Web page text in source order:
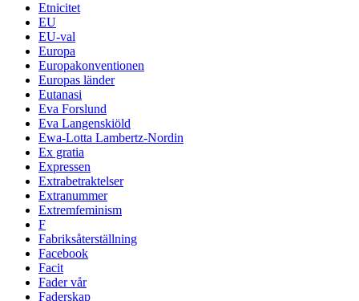
Etnicitet
EU
EU-val
Europa
Europakonventionen
Europas länder
Eutanasi
Eva Forslund
Eva Langenskiöld
Ewa-Lotta Lambertz-Nordin
Ex gratia
Expressen
Extrabetraktelser
Extranummer
Extremfeminism
F
Fabriksåterställning
Facebook
Facit
Fader vår
Faderskap